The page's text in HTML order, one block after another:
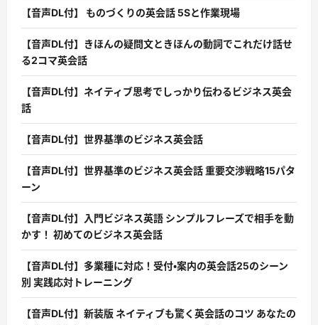
【音声DL付】 ものづくりの英会話 5Sと作業現場
【音声DL付】きほんの疑問文ときほんの動詞でこれだけ話せ
る2コマ英会話
【音声DL付】ネイティブ思考でしっかり伝わるビジネス英会
話
【音声DL付】世界基準のビジネス英会話
【音声DL付】世界基準のビジネス英会話 重要交渉戦略15パタ
ーン
【音声DL付】入門ビジネス英語 シンプルフレーズで相手を動
かす！ 初めてのビジネス英会話
【音声DL付】多業種に対応！受付・案内の英会話25のシーン
別 実践応対トレーニング
【音声DL付】新装版 ネイティブも驚く英会話のコツ あなたの